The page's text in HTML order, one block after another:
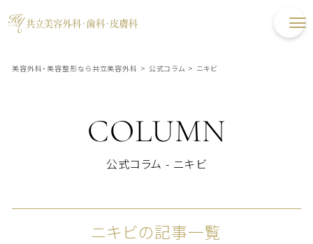
美容外科・美容整形なら共立美容外科 > 公式コラム > ニキビ
COLUMN
公式コラム - ニキビ
ニキビの記事一覧